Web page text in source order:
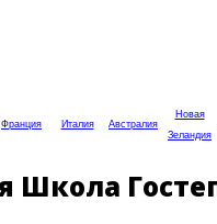
Франция Италия Австралия
Новая
Зеландия